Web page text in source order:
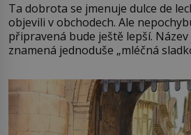
Ta dobrota se jmenuje dulce de
objevili v obchodech. Ale
připravená bude ještě lepší.
znamená jednoduše „mléčná
pře hned několik
Francie, kde se traduje,